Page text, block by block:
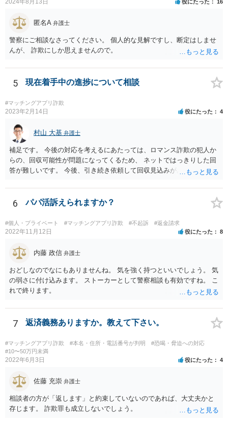
2024年8月13日 役にたった 16
匿名A 弁護士
警察にご相談なさってください。 個人的な見解ですし、断定はしませ
んが、 詐欺にしか思えませんので。
5 現在着手中の進捗について相談
#マッチングアプリ詐欺
2023年2月14日 役にたった 4
村山 大基 弁護士
補足です。 今後の対応を考えるにあたっては、ロマンス詐欺の犯人か
らの、回収可能性が問題になってくるため、 ネットではっきりした回
答が難しいです。 今後、引き続き依頼して回収見込みがあるのなら、
このまま続けても相手からの回収が全然見込めないようなケースな
ら、ここで依頼を終了したい、着手金を一部返してくれないかとか、
6 パパ活訴えられますか？
#個人・プライベート #マッチングアプリ詐欺 #不起訴 #返金請求
2022年11月12日 役にたった 8
内藤 政信 弁護士
おどしなのでなにもありませんね。 気を強く持つといいでしょう。 気
の弱さに付け込みます。 ストーカーとして警察相談も有効ですね。 こ
れで終ります。
7 返済義務ありますか。教えて下さい。
#マッチングアプリ詐欺 #本名・住所・電話番号が判明
#恐喝・脅迫への対応
#10〜50万円未満
2022年6月3日 役にたった 4
佐藤 充崇 弁護士
相談者の方が「返します」と約束していないのであれば、大丈夫かと
存じます。 詐欺罪も成立しないでしょう。